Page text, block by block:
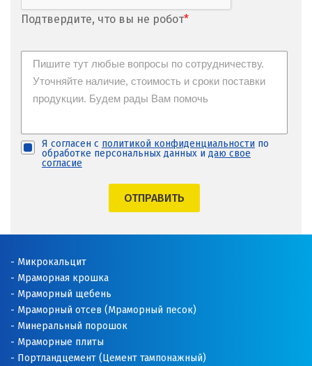
Подтвердите, что вы не робот*
Я согласен с политикой конфиденциальности по
обработке персональных данных и даю свое
согласие
ОТПРАВИТЬ
Микрокальцит
Мраморная крошка
Мраморный щебень
Мраморный отсев (Мраморный песок)
Минеральный порошок
Мраморные плиты
Портландцемент (Цемент тампонажный)